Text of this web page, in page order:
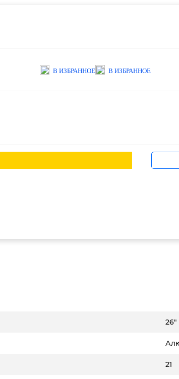
В ИЗБРАННОЕ В ИЗБРАННОЕ
26"
21